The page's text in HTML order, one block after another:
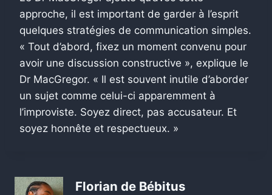
approche, il est important de garder à l’esprit
quelques stratégies de communication simples.
« Tout d’abord, fixez un moment convenu pour
avoir une discussion constructive », explique le
Dr MacGregor. « Il est souvent inutile d’aborder
un sujet comme celui-ci apparemment à
l’improviste. Soyez direct, pas accusateur. Et
soyez honnête et respectueux. »
Florian de Bébitus